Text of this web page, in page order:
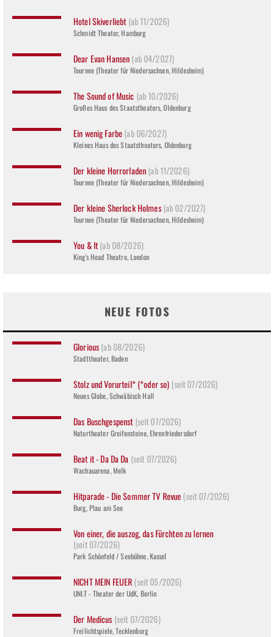
Hotel Skiverliebt (ab 11/2026)
Schmidt Theater, Hamburg
Dear Evan Hansen(ab 04/2027)
Tournee (Theater für Niedersachsen, Hildesheim)
The Sound of Music (ab 10/2026)
Großes Haus des Staatstheaters, Oldenburg
Ein wenig Farbe(ab 06/2027)
Kleines Haus des Staatstheaters, Oldenburg
Der kleine Horrorladen(ab 11/2026)
Tournee (Theater für Niedersachsen, Hildesheim)
Der kleine Sherlock Holmes(ab 02/2027)
Tournee (Theater für Niedersachsen, Hildesheim)
You & It(ab 08/2026)
King's Head Theatre, London
NEUE FOTOS
Glorious(ab 08/2026)
Stadttheater, Baden
Stolz und Vorurteil* (*oder so)(seit 07/2026)
Neues Globe, Schwäbisch Hall
Das Buschgespenst (seit 07/2026)
Naturtheater Greifensteine, Ehrenfriedersdorf
Beat it - Da Da Da (seit 07/2026)
Wachauarena, Melk
Hitparade - Die Sommer TV Revue(seit 07/2026)
Burg, Plau am See
Von einer, die auszog, das Fürchten zu lernen
(seit 07/2026)
Park Schönfeld / Seebühne, Kassel
NICHT MEIN FEUER(seit 05/2026)
UNI.T - Theater der UdK, Berlin
Der Medicus (seit 07/2026)
Freilichtspiele, Tecklenburg